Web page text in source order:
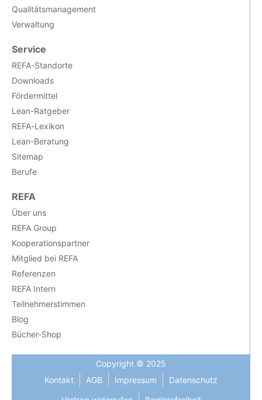
Qualitätsmanagement
Verwaltung
Service
REFA-Standorte
Downloads
Fördermittel
Lean-Ratgeber
REFA-Lexikon
Lean-Beratung
Sitemap
Berufe
REFA
Über uns
REFA Group
Kooperationspartner
Mitglied bei REFA
Referenzen
REFA Intern
Teilnehmerstimmen
Blog
Bücher-Shop
Copyright © 2025
Kontakt
AGB Impressum
Datenschutz